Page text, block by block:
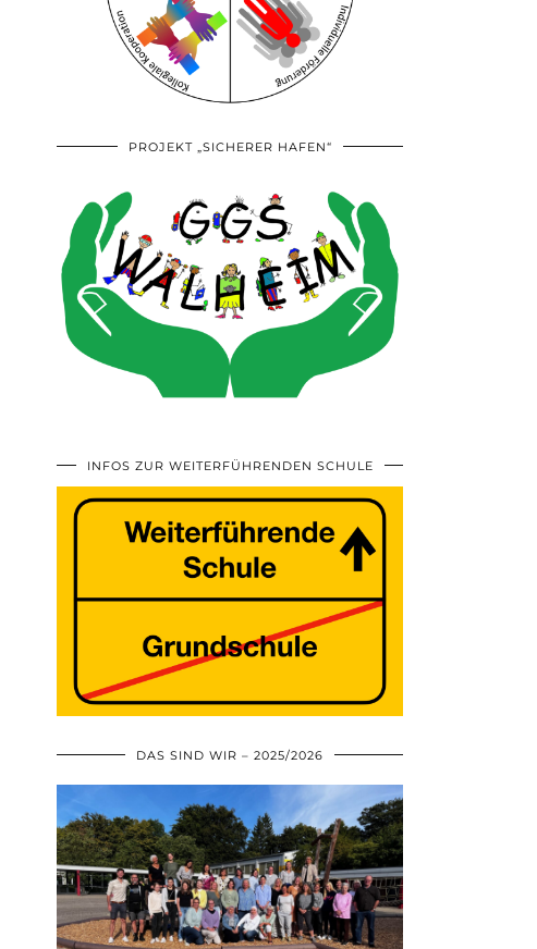
PROJEKT „SICHERER HAFEN“
INFOS ZUR WEITERFÜHRENDEN SCHULE
DAS SIND WIR – 2025/2026